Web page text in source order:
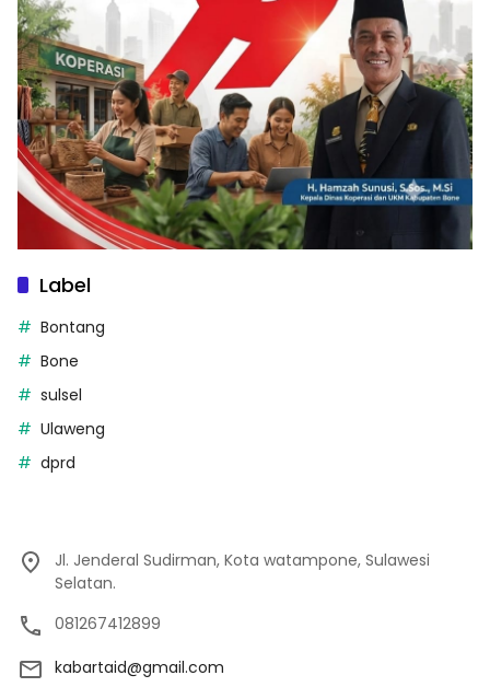
Label
Bontang
Bone
sulsel
Ulaweng
dprd
Jl. Jenderal Sudirman, Kota watampone, Sulawesi
Selatan.
081267412899
kabartaid@gmail.com